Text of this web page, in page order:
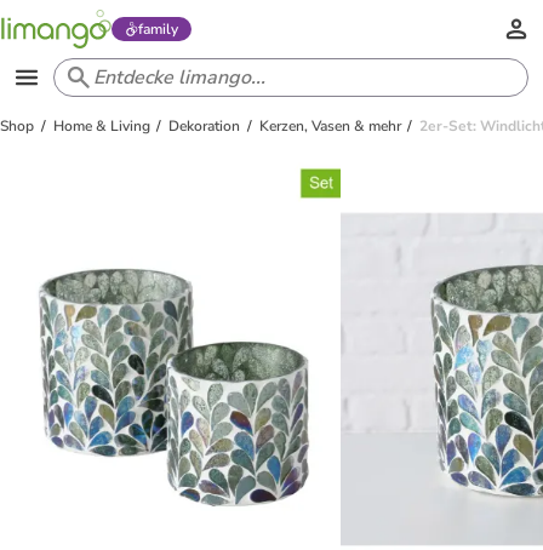
family
Shop Home & Living Dekoration Kerzen, Vasen & mehr 2er-Set: